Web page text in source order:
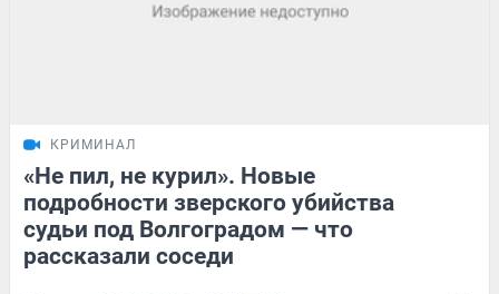
КРИМИНАЛ
«Не пил, не курил». Новые
подробности зверского убийства
судьи под Волгоградом — что
рассказали соседи